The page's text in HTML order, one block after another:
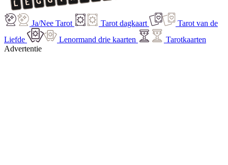
Ja/Nee Tarot Tarot dagkaart
Tarot van de
Liefde
Lenormand drie kaarten
Tarotkaarten
Advertentie